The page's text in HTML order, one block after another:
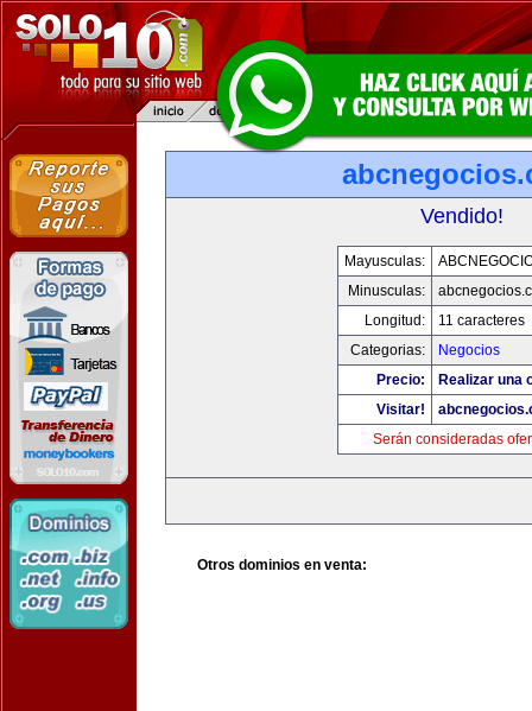
Vendido!
Mayusculas:
Minusculas:
Longitud:
11 caracteres
Categorias:
Negocios
Precio:
Realizar una
Visitar!
Serán consideradas
Otros dominios en venta: